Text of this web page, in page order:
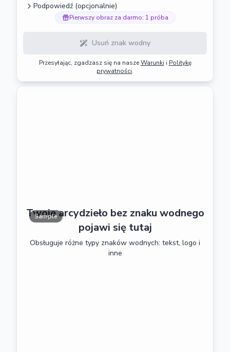
Podpowiedź (opcjonalnie)
Pierwszy obraz za darmo: 1 próba
Usuń znak wodny
Przesyłając, zgadzasz się na naszeWarunki i Politykę
prywatności.
Sample
Twoje arcydzieło bez znaku wodnego
pojawi się tutaj
Obsługuje różne typy znaków wodnych: tekst, logo i
inne